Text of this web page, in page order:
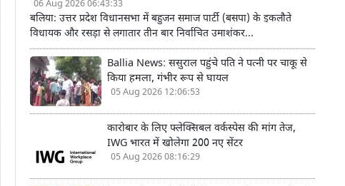
06 Aug 2026 06:43:33
बलिया: उत्तर प्रदेश विधानसभा में बहुजन समाज पार्टी (बसपा) के इकलौते
विधायक और रसड़ा से लगातार तीन बार निर्वाचित उमाशंकर...
Ballia News: ससुराल पहुंचे पति ने पत्नी पर चाकू से
किया हमला, गंभीर रूप से घायल
05 Aug 2026 12:06:53
कारोबार के लिए फ्लेक्सिबल वर्कस्पेस की मांग तेज,
IWG भारत में खोलेगा 200 नए सेंटर
05 Aug 2026 08:16:29